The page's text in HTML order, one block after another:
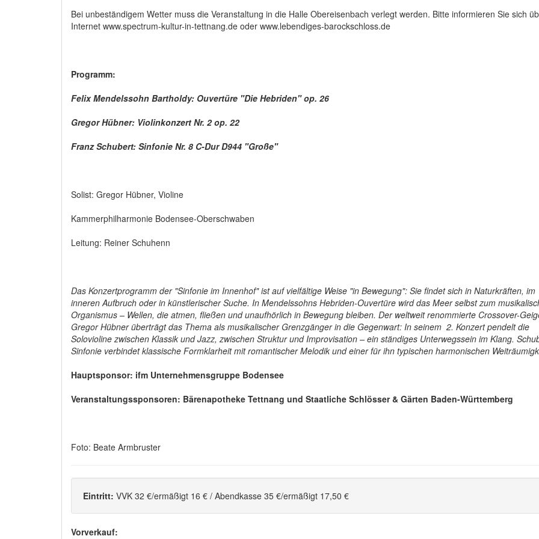
Bei unbeständigem Wetter muss die Veranstaltung in die Halle Obereisenbach verlegt werden. Bitte informieren Sie sich
Internet www.spectrum-kultur-in-tettnang.de oder www.lebendiges-barockschloss.de
Programm:
Felix Mendelssohn Bartholdy: Ouvertüre "Die Hebriden" op. 26
Gregor Hübner: Violinkonzert Nr. 2 op. 22
Franz Schubert: Sinfonie Nr. 8 C-Dur D944 "Große"
Solist: Gregor Hübner, Violine
Kammerphilharmonie Bodensee-Oberschwaben
Leitung: Reiner Schuhenn
Das Konzertprogramm der "Sinfonie im Innenhof" ist auf vielfältige Weise "in Bewegung": Sie findet sich in Naturkräften, im
inneren Aufbruch oder in künstlerischer Suche. In Mendelssohns Hebriden-Ouvertüre wird das Meer selbst zum
Organismus – Wellen, die atmen, fließen und unaufhörlich in Bewegung bleiben. Der weltweit renommierte Crossover-
Gregor Hübner überträgt das Thema als musikalischer Grenzgänger in die Gegenwart: In seinem 2. Konzert pendelt die
Solovioline zwischen Klassik und Jazz, zwischen Struktur und Improvisation – ein ständiges Unterwegssein im Klang.
Sinfonie verbindet klassische Formklarheit mit romantischer Melodik und einer für ihn typischen harmonischen
Hauptsponsor: ifm Unternehmensgruppe Bodensee
Veranstaltungssponsoren: Bärenapotheke Tettnang und Staatliche Schlösser & Gärten Baden-Württemberg
Foto: Beate Armbruster
Eintritt: VVK 32 €/ermäßigt 16 € / Abendkasse 35 €/ermäßigt 17,50 €
Vorverkauf: